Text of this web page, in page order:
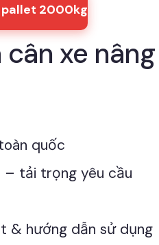
pallet 2000kg
xe
quốc
tải trọng yêu cầu
& hướng dẫn sử dụng